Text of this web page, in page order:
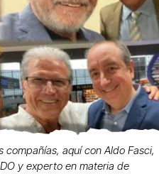
aquí con Aldo Fasci,
y experto en materia de